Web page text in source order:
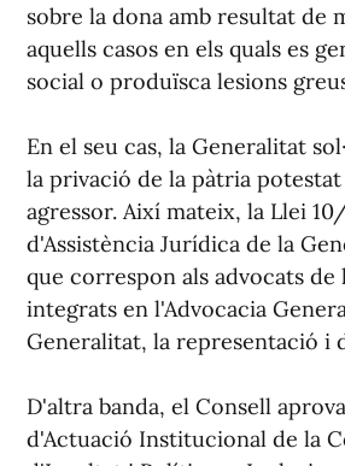
sobre la dona amb resultat de
aquells casos en els quals es
social o produïsca lesions
En el seu cas, la Generalitat
la privació de la pàtria
agressor. Així mateix, la Llei
d'Assistència Jurídica de la
que correspon als advocats de
integrats en l'Advocacia
Generalitat, la representació i
D'altra banda, el Consell
d'Actuació Institucional de la